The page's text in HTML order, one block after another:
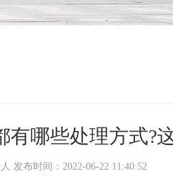
哪些处理方式?
发布时间：2022-06-22 11:40:52